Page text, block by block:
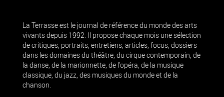
La Terrasse est le journal de référence du monde des arts
vivants depuis 1992. Il propose chaque mois une sélection
de critiques, portraits, entretiens, articles, focus, dossiers
dans les domaines du théâtre, du cirque contemporain, de
la danse, de la marionnette, de l’opéra, de la musique
classique, du jazz, des musiques du monde et de la
chanson.